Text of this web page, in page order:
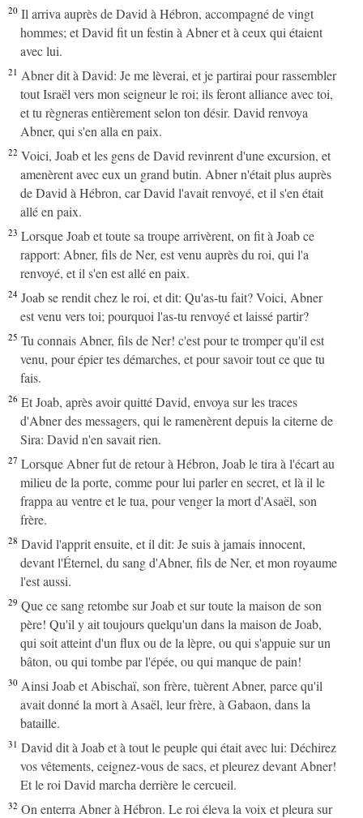
20 Il arriva auprès de David à Hébron, accompagné de vingt
hommes; et David fit un festin à Abner et à ceux qui étaient
avec lui.
21 Abner dit à David: Je me lèverai, et je partirai pour rassembler
tout Israël vers mon seigneur le roi; ils feront alliance avec toi,
et tu règneras entièrement selon ton désir. David renvoya
Abner, qui s'en alla en paix.
22 Voici, Joab et les gens de David revinrent d'une excursion, et
amenèrent avec eux un grand butin. Abner n'était plus auprès
de David à Hébron, car David l'avait renvoyé, et il s'en était
allé en paix.
23 Lorsque Joab et toute sa troupe arrivèrent, on fit à Joab ce
rapport: Abner, fils de Ner, est venu auprès du roi, qui l'a
renvoyé, et il s'en est allé en paix.
24 Joab se rendit chez le roi, et dit: Qu'as-tu fait? Voici, Abner
est venu vers toi; pourquoi l'as-tu renvoyé et laissé partir?
25 Tu connais Abner, fils de Ner! c'est pour te tromper qu'il est
venu, pour épier tes démarches, et pour savoir tout ce que tu
fais.
26 Et Joab, après avoir quitté David, envoya sur les traces
d'Abner des messagers, qui le ramenèrent depuis la citerne de
Sira: David n'en savait rien.
27 Lorsque Abner fut de retour à Hébron, Joab le tira à l'écart au
milieu de la porte, comme pour lui parler en secret, et là il le
frappa au ventre et le tua, pour venger la mort d'Asaël, son
frère.
28 David l'apprit ensuite, et il dit: Je suis à jamais innocent,
devant l'Éternel, du sang d'Abner, fils de Ner, et mon royaume
l'est aussi.
29 Que ce sang retombe sur Joab et sur toute la maison de son
père! Qu'il y ait toujours quelqu'un dans la maison de Joab,
qui soit atteint d'un flux ou de la lèpre, ou qui s'appuie sur un
bâton, ou qui tombe par l'épée, ou qui manque de pain!
30 Ainsi Joab et Abischaï, son frère, tuèrent Abner, parce qu'il
avait donné la mort à Asaël, leur frère, à Gabaon, dans la
bataille.
31 David dit à Joab et à tout le peuple qui était avec lui: Déchirez
vos vêtements, ceignez-vous de sacs, et pleurez devant Abner!
Et le roi David marcha derrière le cercueil.
32 On enterra Abner à Hébron. Le roi éleva la voix et pleura sur